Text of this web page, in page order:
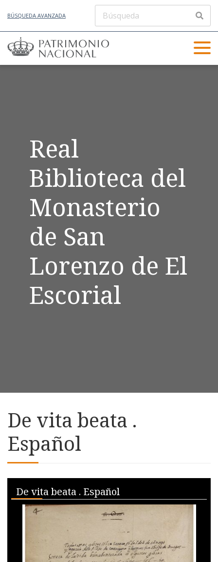
BÚSQUEDA AVANZADA
Real
Biblioteca del
Monasterio
de San
Lorenzo de El
Escorial
De vita beata .
Español
Media Viewer
De vita beata . Español